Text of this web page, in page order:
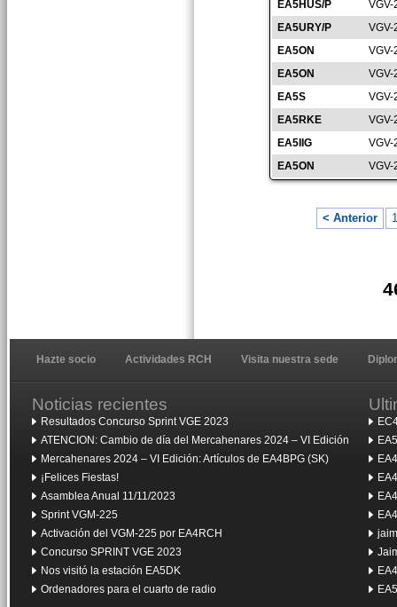
EA5HUS/P
VGV-
EA5URY/P
VGV-
EA5ON
VGV-
EA5ON
VGV-
EA5S
VGV-
EA5RKE
VGV-
EA5IIG
VGV-
EA5ON
VGV-
< Anterior 1
Hazte socio Actividades RCH Visita nuestra sede
Noticias recientes
Resultados Concurso Sprint VGE 2023
ATENCION: Cambio de día del Mercahenares 2024 – VI Edición
Mercahenares 2024 – VI Edición: Artículos de EA4BPG (SK)
¡Felices Fiestas!
Asamblea Anual 11/11/2023
Sprint VGM-225
Activación del VGM-225 por EA4RCH
Concurso SPRINT VGE 2023
Nos visitó la estación EA5DK
Ordenadores para el cuarto de radio